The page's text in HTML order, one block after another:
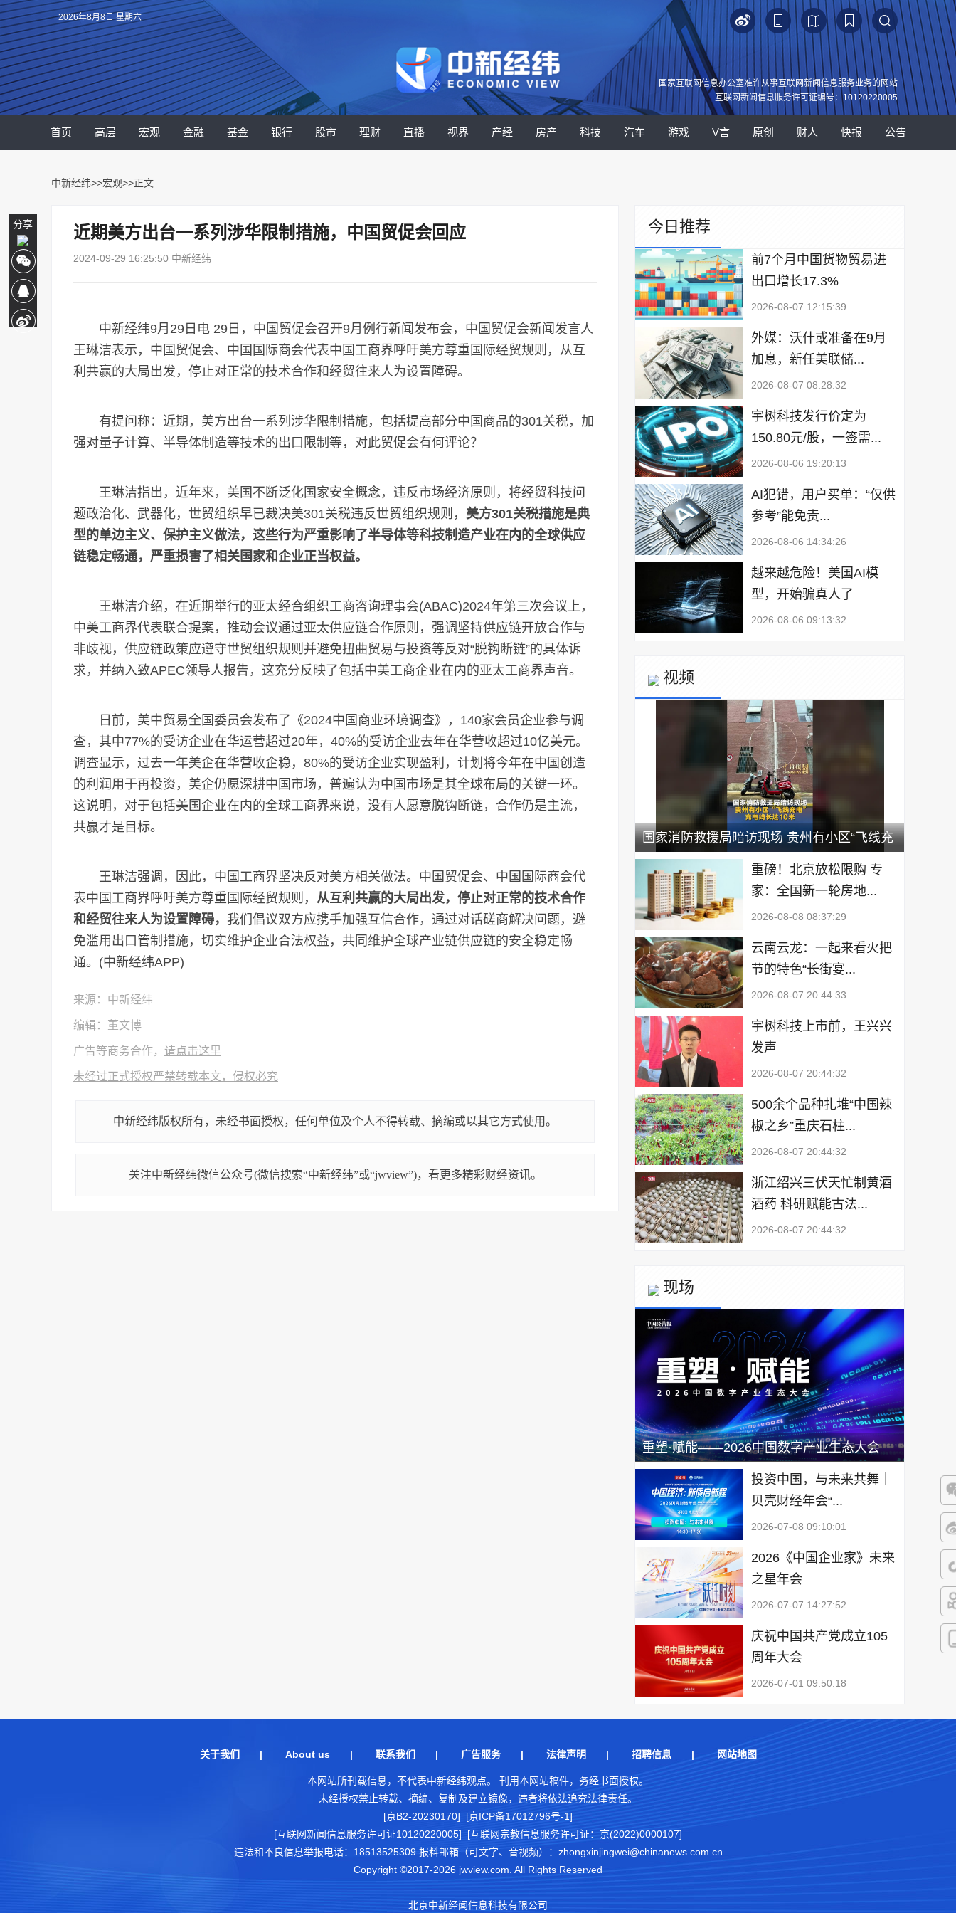
微
微
抖
快
分享
2026年8月8日 星期六
国家互联网信息办公室准许从事互联网新闻信息服务业务的网站
互联网新闻信息服务许可证编号：10120220005
首页 高层 宏观 金融 基金 银行 股市 理财 直播 视界 产经 房产 科技 汽车 游戏 V言 原创 财人 快报 公告
中新经纬>>宏观>>正文
近期美方出台一系列涉华限制措施，中国贸促会回应
2024-09-29 16:25:50 中新经纬
中新经纬9月29日电 29日，中国贸促会召开9月例行新闻发布会，中国贸促会新闻发言人
王琳洁表示，中国贸促会、中国国际商会代表中国工商界呼吁美方尊重国际经贸规则，从互
利共赢的大局出发，停止对正常的技术合作和经贸往来人为设置障碍。
有提问称：近期，美方出台一系列涉华限制措施，包括提高部分中国商品的301关税，加
强对量子计算、半导体制造等技术的出口限制等，对此贸促会有何评论？
王琳洁指出，近年来，美国不断泛化国家安全概念，违反市场经济原则，将经贸科技问
题政治化、武器化，世贸组织早已裁决美301关税违反世贸组织规则， 美方301关税措施是典
型的单边主义、保护主义做法，这些行为严重影响了半导体等科技制造产业在内的全球供应
链稳定畅通，严重损害了相关国家和企业正当权益。
王琳洁介绍，在近期举行的亚太经合组织工商咨询理事会(ABAC)2024年第三次会议上，
中美工商界代表联合提案，推动会议通过亚太供应链合作原则，强调坚持供应链开放合作与
非歧视，供应链政策应遵守世贸组织规则并避免扭曲贸易与投资等反对“脱钩断链”的具体诉
求，并纳入致APEC领导人报告，这充分反映了包括中美工商企业在内的亚太工商界声音。
日前，美中贸易全国委员会发布了《2024中国商业环境调查》，140家会员企业参与调
查，其中77%的受访企业在华运营超过20年，40%的受访企业去年在华营收超过10亿美元。
调查显示，过去一年美企在华营收企稳，80%的受访企业实现盈利，计划将今年在中国创造
的利润用于再投资，美企仍愿深耕中国市场，普遍认为中国市场是其全球布局的关键一环。
这说明，对于包括美国企业在内的全球工商界来说，没有人愿意脱钩断链，合作仍是主流，
共赢才是目标。
王琳洁强调，因此，中国工商界坚决反对美方相关做法。中国贸促会、中国国际商会代
表中国工商界呼吁美方尊重国际经贸规则， 从互利共赢的大局出发，停止对正常的技术合作
和经贸往来人为设置障碍， 我们倡议双方应携手加强互信合作，通过对话磋商解决问题，避
免滥用出口管制措施，切实维护企业合法权益，共同维护全球产业链供应链的安全稳定畅
通。(中新经纬APP)
来源：中新经纬
编辑：董文博
广告等商务合作， 请点击这里
未经过正式授权严禁转载本文，侵权必究
中新经纬版权所有，未经书面授权，任何单位及个人不得转载、摘编或以其它方式使用。
关注中新经纬微信公众号(微信搜索“中新经纬”或“jwview”)，看更多精彩财经资讯。
今日推荐
前7个月中国货物贸易进
出口增长17.3%
2026-08-07 12:15:39
外媒：沃什或准备在9月
加息，新任美联储...
2026-08-07 08:28:32
宇树科技发行价定为
150.80元/股，一签需...
2026-08-06 19:20:13
AI犯错，用户买单：“仅供
参考”能免责...
2026-08-06 14:34:26
越来越危险！美国AI模
型，开始骗真人了
2026-08-06 09:13:32
视频
国家消防救援局暗访现场 贵州有小区“飞线充
电” 充电线长达10米重磅！北京放松限购 专
家：全国新一轮房地...
2026-08-08 08:37:29
云南云龙：一起来看火把
节的特色“长街宴...
2026-08-07 20:44:33
宇树科技上市前，王兴兴
发声
2026-08-07 20:44:32
500余个品种扎堆“中国辣
椒之乡”重庆石柱...
2026-08-07 20:44:32
浙江绍兴三伏天忙制黄酒
酒药 科研赋能古法...
2026-08-07 20:44:32
现场
重塑·赋能——2026中国数字产业生态大会
投资中国，与未来共舞｜
贝壳财经年会“...
2026-07-08 09:10:01
2026《中国企业家》未来
之星年会
2026-07-07 14:27:52
庆祝中国共产党成立105
周年大会
2026-07-01 09:50:18
关于我们 | About us| 联系我们 | 广告服务| 法律声明 | 招聘信息 | 网站地图
本网站所刊载信息，不代表中新经纬观点。 刊用本网站稿件，务经书面授权。
未经授权禁止转载、摘编、复制及建立镜像，违者将依法追究法律责任。
[京B2-20230170] [京ICP备17012796号-1]
[互联网新闻信息服务许可证10120220005]
[互联网宗教信息服务许可证：京(2022)0000107]
违法和不良信息举报电话：18513525309 报料邮箱（可文字、音视频）：zhongxinjingwei@chinanews.com.cn
Copyright ©2017-2026 jwview.com. All Rights Reserved
北京中新经闻信息科技有限公司